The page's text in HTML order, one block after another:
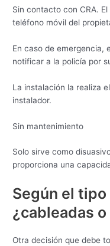
Sin contacto con CRA.
teléfono móvil del
En caso de emergencia,
notificar a la policía por
La instalación la realiza
instalador.
Sin mantenimiento
Solo sirve como
proporciona una
Según el
¿cableadas
Otra decisión que debe